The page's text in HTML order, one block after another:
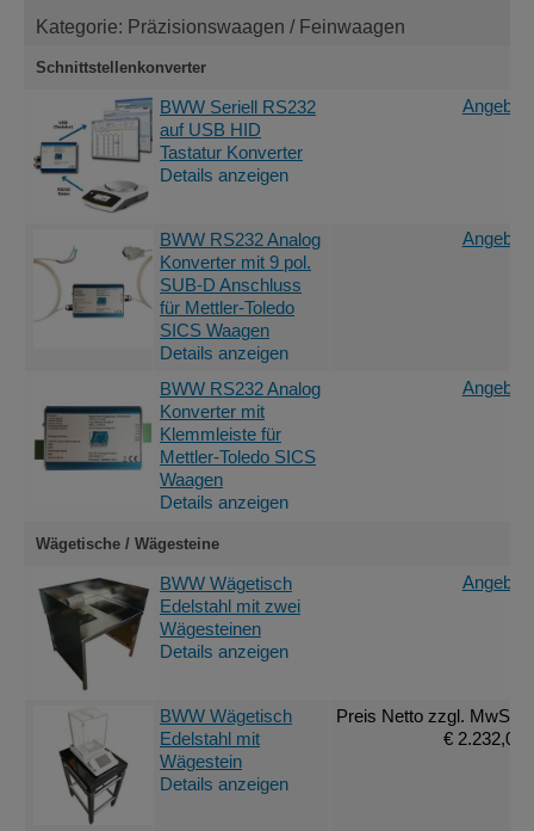
Kategorie: Präzisionswaagen / Feinwaagen
Schnittstellenkonverter
BWW Seriell RS232
auf USB HID
Tastatur Konverter
Details anzeigen
Angebot
BWW RS232 Analog
Konverter mit 9 pol.
SUB-D Anschluss
für Mettler-Toledo
SICS Waagen
Details anzeigen
Angebot
BWW RS232 Analog
Konverter mit
Klemmleiste für
Mettler-Toledo SICS
Waagen
Details anzeigen
Angebot
Wägetische / Wägesteine
BWW Wägetisch
Edelstahl mit zwei
Wägesteinen
Details anzeigen
Angebot
BWW Wägetisch
Edelstahl mit
Wägestein
Details anzeigen
Preis Netto zzgl. MwSt.
€ 2.232,00